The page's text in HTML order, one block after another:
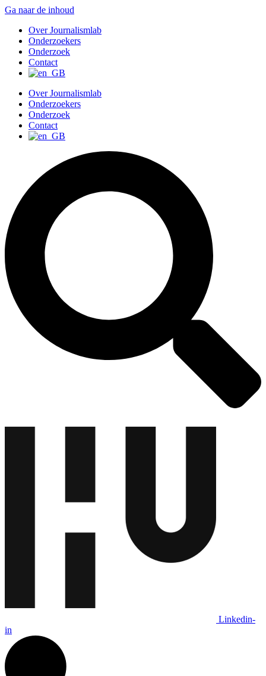
Ga naar de inhoud
Over Journalismlab
Onderzoekers
Onderzoek
Contact
Over Journalismlab
Onderzoekers
Onderzoek
Contact
Linkedin-
in